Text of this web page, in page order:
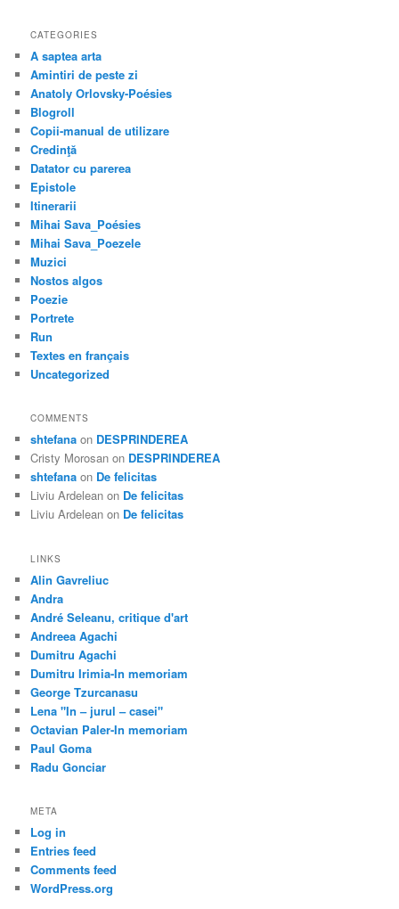
CATEGORIES
A saptea arta
Amintiri de peste zi
Anatoly Orlovsky-Poésies
Blogroll
Copii-manual de utilizare
Credinţă
Datator cu parerea
Epistole
Itinerarii
Mihai Sava_Poésies
Mihai Sava_Poezele
Muzici
Nostos algos
Poezie
Portrete
Run
Textes en français
Uncategorized
COMMENTS
shtefana on DESPRINDEREA
Cristy Morosan on DESPRINDEREA
shtefana on De felicitas
Liviu Ardelean on De felicitas
Liviu Ardelean on De felicitas
LINKS
Alin Gavreliuc
Andra
André Seleanu, critique d'art
Andreea Agachi
Dumitru Agachi
Dumitru Irimia-In memoriam
George Tzurcanasu
Lena "In – jurul – casei"
Octavian Paler-In memoriam
Paul Goma
Radu Gonciar
META
Log in
Entries feed
Comments feed
WordPress.org